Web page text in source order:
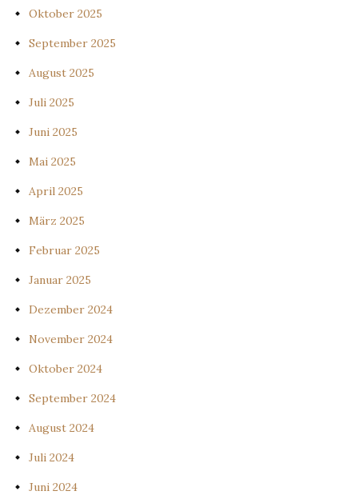
Oktober 2025
September 2025
August 2025
Juli 2025
Juni 2025
Mai 2025
April 2025
März 2025
Februar 2025
Januar 2025
Dezember 2024
November 2024
Oktober 2024
September 2024
August 2024
Juli 2024
Juni 2024